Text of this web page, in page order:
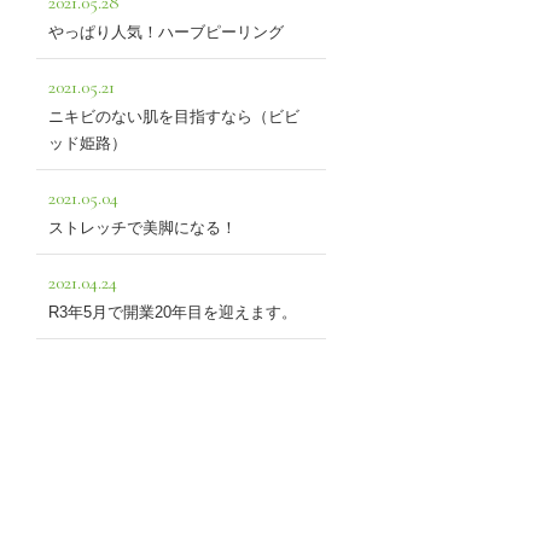
やっぱり人気！ハーブピーリング
2021.05.21
ニキビのない肌を目指すなら（ビビ
ッド姫路）
2021.05.04
ストレッチで美脚になる！
2021.04.24
R3年5月で開業20年目を迎えます。